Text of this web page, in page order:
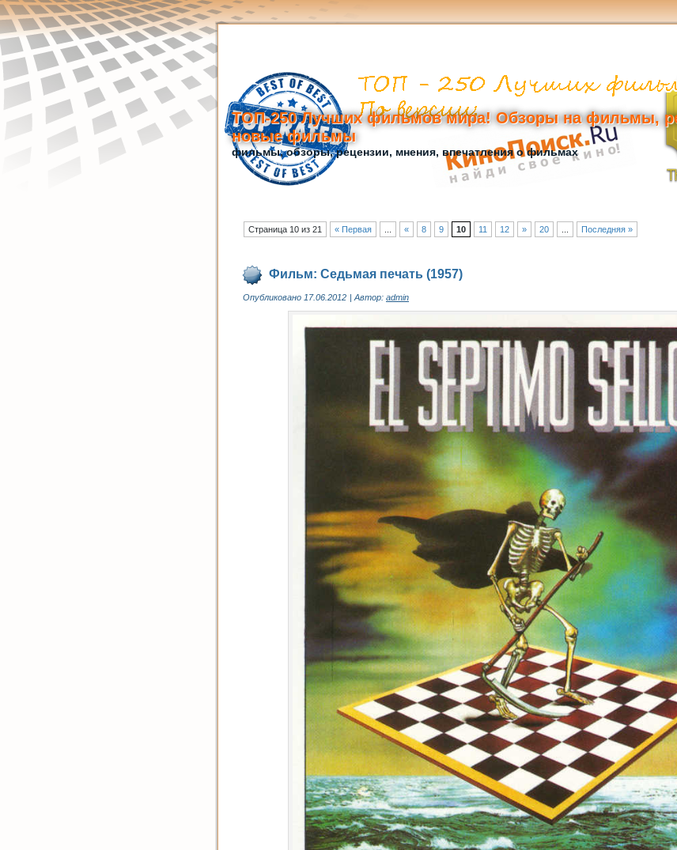
ТОП-250 Лучших фильмов мира! Обзоры на фильмы,
новые фильмы
фильмы, обзоры, рецензии, мнения, впечатления о фильмах
Страница 10 из 21 « Первая « 8 9 10 11 12 » 20 Последняя »
Фильм: Седьмая печать (1957)
Опубликовано 17.06.2012 | Автор: admin